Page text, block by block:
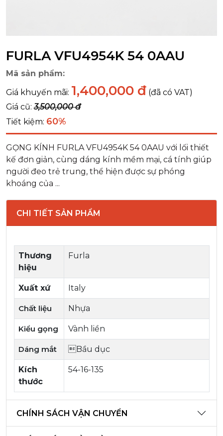
FURLA VFU4954K 54 0AAU
Mã sản phẩm:
Giá khuyến mãi: 1,400,000 đ (đã có VAT)
Giá cũ:3,500,000 đ
Tiết kiệm: 60%
GỌNG KÍNH FURLA VFU4954K 54 0AAU với lối thiết
kế đơn giản, cùng dáng kính mềm mại, cá tính giúp
người đeo trẻ trung, thể hiện được sự phóng
khoáng của ...
CHI TIẾT SẢN PHẨM
Thương
hiệu
Furla
Xuất xứ Italy
Chất liệu Nhựa
Kiểu gọng Vành liền
Dáng mắt Bầu dục
Kích
thước
54-16-135
CHÍNH SÁCH VẬN CHUYỂN